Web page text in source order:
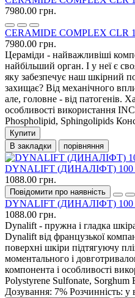
7980.00 грн.
CERAMIDE COMPLEX CLR
7980.00 грн.
Цераміди - найважливіші
найбільший орган. І у неї є
яку забезпечує наш шкірний
захищає? Від механічного
але, головне - від патогенів.
особливості використання
Phospholipid, Sphingolipids
Купити
В закладки
порівняння
DYNALIFT (ДИНАЛІФТ) 100
1088.00 грн.
Повідомити про наявність
DYNALIFT (ДИНАЛІФТ) 100
1088.00 грн.
Dynalift - пружна і гладка
Dynalift від французької
поверхні шкіри підтягуючу
моментального і
компонента і особливості
Polystyrene Sulfonate,
Дозування: 7% Розчинність: у